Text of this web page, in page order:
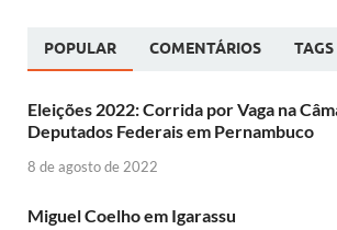
POPULAR COMENTÁRIOS TAGS
Eleições 2022: Corrida por Vaga na
Deputados Federais em Pernambuco
8 de agosto de 2022
Miguel Coelho em Igarassu